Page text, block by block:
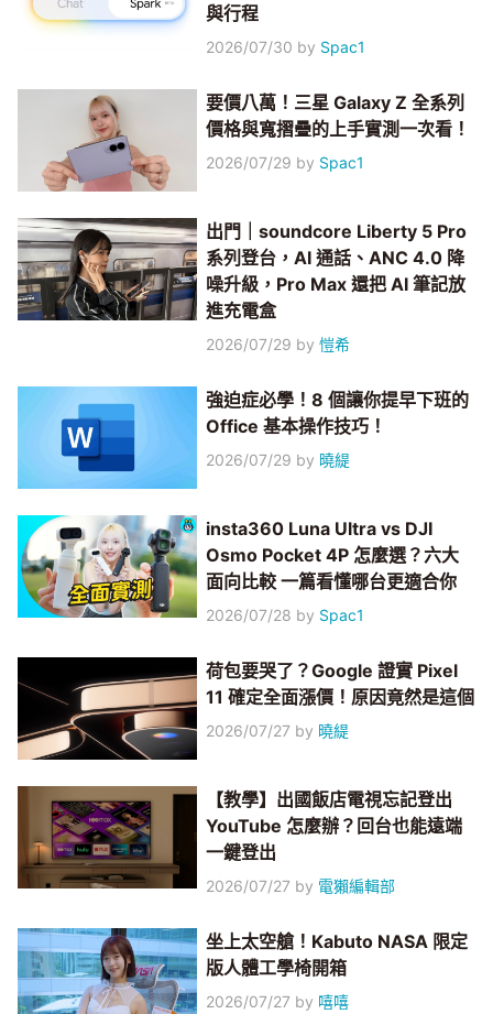
與行程
2026/07/30 by Spac1
要價八萬！三星 Galaxy Z 全系列
價格與寬摺疊的上手實測一次看！
2026/07/29 by Spac1
出門｜soundcore Liberty 5 Pro
系列登台，AI 通話、ANC 4.0 降
噪升級，Pro Max 還把 AI 筆記放
進充電盒
2026/07/29 by愷希
強迫症必學！8 個讓你提早下班的
Office 基本操作技巧！
2026/07/29 by 曉緹
insta360 Luna Ultra vs DJI
Osmo Pocket 4P 怎麼選？六大
面向比較 一篇看懂哪台更適合你
2026/07/28 by Spac1
荷包要哭了？Google 證實 Pixel
11 確定全面漲價！原因竟然是這個
2026/07/27 by 曉緹
【教學】出國飯店電視忘記登出
YouTube 怎麼辦？回台也能遠端
一鍵登出
2026/07/27 by 電獺編輯部
坐上太空艙！Kabuto NASA 限定
版人體工學椅開箱
2026/07/27 by 嘻嘻